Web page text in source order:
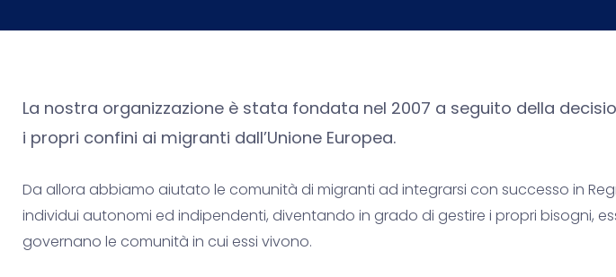
La nostra organizzazione è stata fondata nel 2007 a seguito della
i propri confini ai migranti dall’Unione Europea.
Da allora abbiamo aiutato le comunità di migranti ad integrarsi con successo in
individui autonomi ed indipendenti, diventando in grado di gestire i propri bisogni,
governano le comunità in cui essi vivono.